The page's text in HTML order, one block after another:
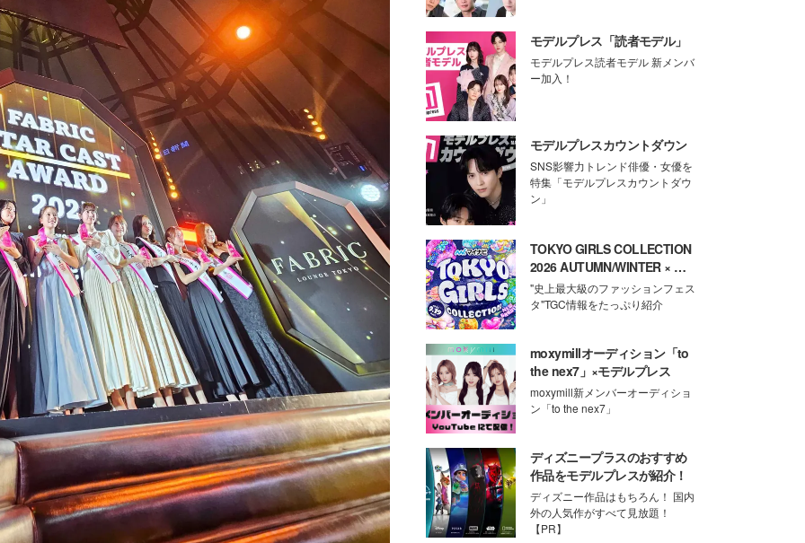
モデルプレス「読者モデル」
モデルプレス読者モデル 新メンバ
ー加入！
モデルプレスカウントダウン
SNS影響力トレンド俳優・女優を
特集「モデルプレスカウントダウ
ン」
TOKYO GIRLS COLLECTION
2026 AUTUMN/WINTER × モ
デルプレス
"史上最大級のファッションフェス
タ"TGC情報をたっぷり紹介
moxymillオーディション「to
the nex7」×モデルプレス
moxymill新メンバーオーディショ
ン「to the nex7」
ディズニープラスのおすすめ
作品をモデルプレスが紹介！
ディズニー作品はもちろん！ 国内
外の人気作がすべて見放題！
【PR】